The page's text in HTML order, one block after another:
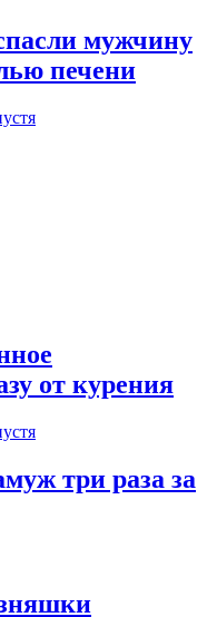
мужчину
печени
от курения
три раза за